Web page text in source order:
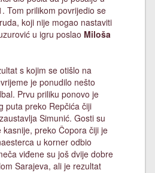
Tom prilikom povrijedio se
koji nije mogao nastaviti
u igru poslao Miloša
s kojim se otišlo na
je ponudilo nešto
Prvu priliku ponovo je
puta preko Repčića čiji
Simunić. Gosti su
kasnije, preko Čopora čiji je
u korner odbio
viđene su još dvije dobre
Sarajeva, ali je rezultat